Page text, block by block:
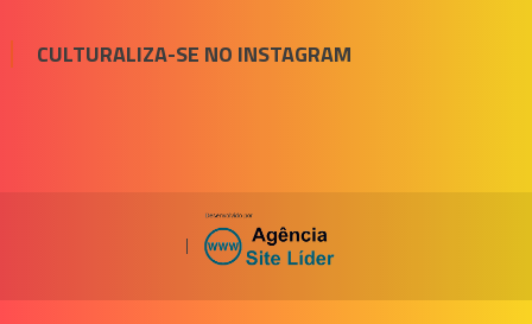
CULTURALIZA-SE NO INSTAGRAM
|